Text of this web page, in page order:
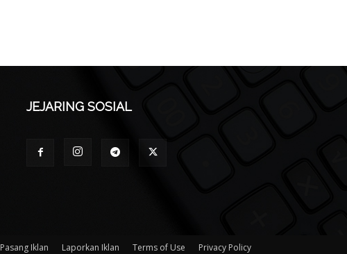
JEJARING SOSIAL
Pasang Iklan Laporkan Iklan Terms of Use Privacy Policy